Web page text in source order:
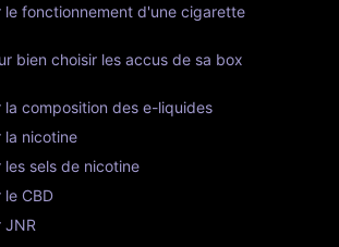
le fonctionnement d'une cigarette
bien choisir les accus de sa box
la composition des e-liquides
la nicotine
les sels de nicotine
le CBD
JNR